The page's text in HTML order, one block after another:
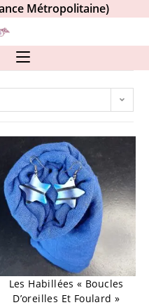
Métropolitaine)
Les Habillées « Boucles
D’oreilles Et Foulard »